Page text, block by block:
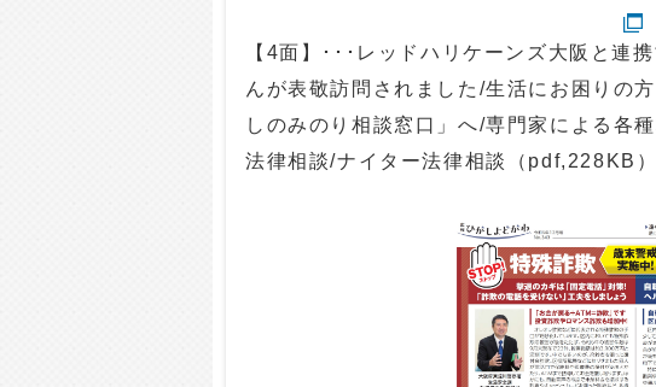
【4面】･･･レッドハリケーンズ大阪と連
んが表敬訪問されました/生活にお困りの
しのみのり相談窓口」へ/専門家による各
法律相談/ナイター法律相談（pdf,228KB）